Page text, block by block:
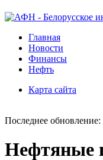
Главная
Новости
Финансы
Нефть
Карта сайта
Последнее
Нефтяные